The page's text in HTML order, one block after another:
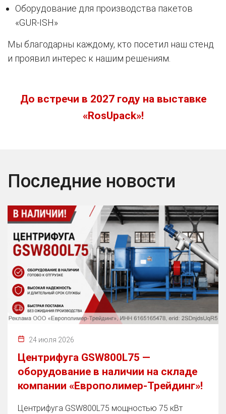
Оборудование для производства пакетов
«GUR-ISH»
Мы благодарны каждому, кто посетил наш стенд
и проявил интерес к нашим решениям.
До встречи в 2027 году на выставке
«RosUpack»!
Последние новости
24 июля 2026
Центрифуга GSW800L75 —
оборудование в наличии на складе
компании «Европолимер-Трейдинг»!
Центрифуга GSW800L75 мощностью 75 кВт